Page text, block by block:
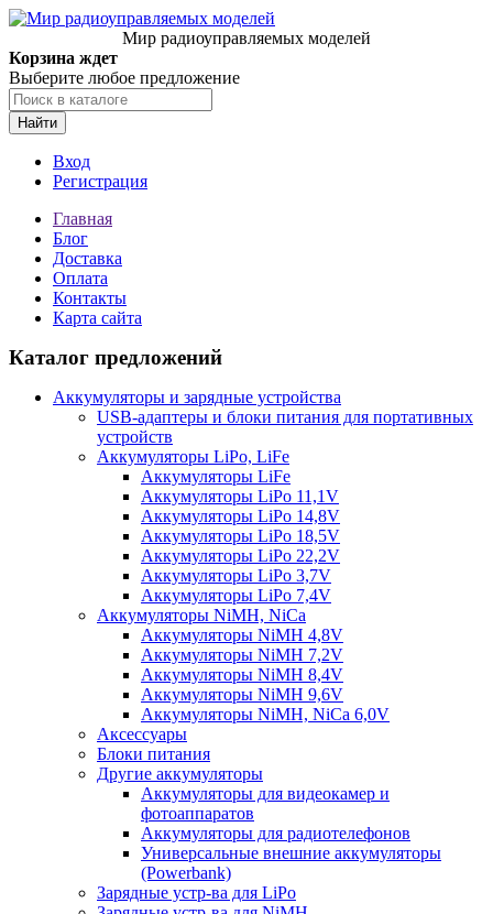
Мир радиоуправляемых моделей
Корзина ждет
Выберите любое предложение
Найти
Вход
Регистрация
Главная
Блог
Доставка
Оплата
Контакты
Карта сайта
Каталог предложений
Аккумуляторы и зарядные устройства
USB-адаптеры и блоки питания для портативных
устройств
Аккумуляторы LiPo, LiFe
Аккумуляторы LiFe
Аккумуляторы LiPo 11,1V
Аккумуляторы LiPo 14,8V
Аккумуляторы LiPo 18,5V
Аккумуляторы LiPo 22,2V
Аккумуляторы LiPo 3,7V
Аккумуляторы LiPo 7,4V
Аккумуляторы NiMH, NiCa
Аккумуляторы NiMH 4,8V
Аккумуляторы NiMH 7,2V
Аккумуляторы NiMH 8,4V
Аккумуляторы NiMH 9,6V
Аккумуляторы NiMH, NiCa 6,0V
Аксессуары
Блоки питания
Другие аккумуляторы
Аккумуляторы для видеокамер и
фотоаппаратов
Аккумуляторы для радиотелефонов
Универсальные внешние аккумуляторы
(Powerbank)
Зарядные устр-ва для LiPo